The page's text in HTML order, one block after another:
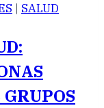
| SALUD